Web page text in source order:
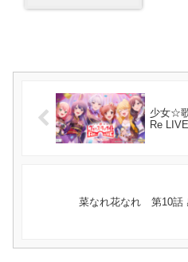
少女☆
Re
菜なれ花なれ 第10話